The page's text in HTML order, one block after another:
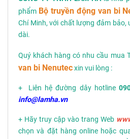
phẩm Bộ truyền động van bi
Chí Minh, với chất lượng đảm bảo,
dài.
Quý khách hàng có nhu cầu mua
van bi Nenutecxin vui lòng :
+ Liên hệ đường dây hotline
info@lamha.vn
+ Hãy truy cập vào trang Web
chọn và đặt hàng online hoặc